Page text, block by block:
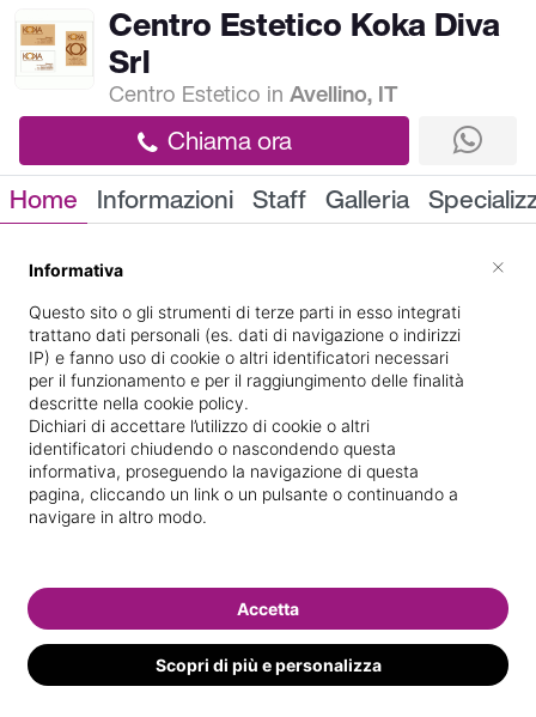
Centro Estetico Koka Diva
Srl
Centro Estetico inAvellino, IT
Chiama ora
Home Informazioni Staff Galleria
Informazioni
79, VIA PESCATORI S. Indicazioni stradali
Informativa
Questo sito o gli strumenti di terze parti in esso integrati
trattano dati personali (es. dati di navigazione o indirizzi
IP) e fanno uso di cookie o altri identificatori necessari
per il funzionamento e per il raggiungimento delle finalità
descritte nella cookie policy.
Dichiari di accettare l’utilizzo di cookie o altri
identificatori chiudendo o nascondendo questa
informativa, proseguendo la navigazione di questa
pagina, cliccando un link o un pulsante o continuando a
navigare in altro modo.
Scopri di più e personalizza
Accetta
×